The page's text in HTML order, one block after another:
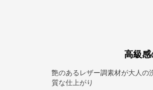
高級
艶のあるレザー調素材が大人の
質な仕上がり